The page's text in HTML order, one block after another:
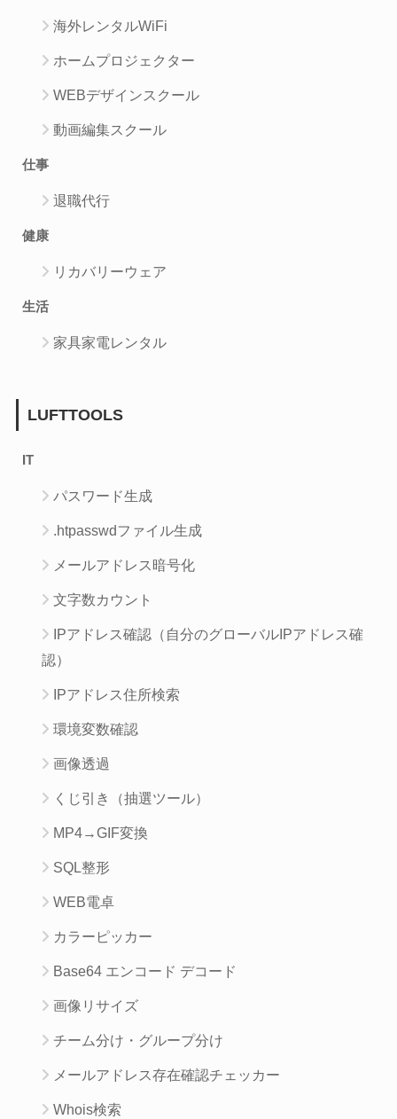
海外レンタルWiFi
ホームプロジェクター
WEBデザインスクール
動画編集スクール
仕事
退職代行
健康
リカバリーウェア
生活
家具家電レンタル
LUFTTOOLS
IT
パスワード生成
.htpasswdファイル生成
メールアドレス暗号化
文字数カウント
IPアドレス確認（自分のグローバルIPアドレス確
認）
IPアドレス住所検索
環境変数確認
画像透過
くじ引き（抽選ツール）
MP4→GIF変換
SQL整形
WEB電卓
カラーピッカー
Base64 エンコード デコード
画像リサイズ
チーム分け・グループ分け
メールアドレス存在確認チェッカー
Whois検索